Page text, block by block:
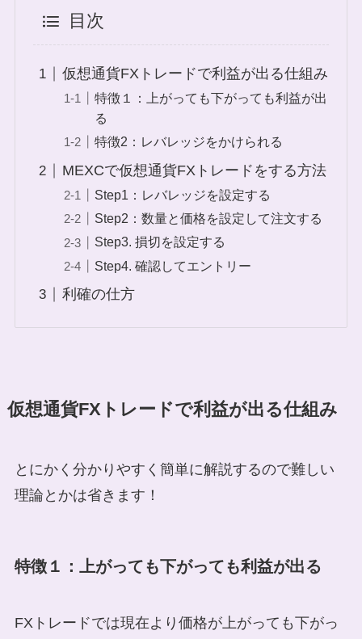
目次
仮想通貨FXトレードで利益が出る仕組み
特徴１：上がっても下がっても利益が出
る
特徴2：レバレッジをかけられる
MEXCで仮想通貨FXトレードをする方法
Step1：レバレッジを設定する
Step2：数量と価格を設定して注文する
Step3. 損切を設定する
Step4. 確認してエントリー
利確の仕方
仮想通貨FXトレードで利益が出る仕組み
とにかく分かりやすく簡単に解説するので難しい
理論とかは省きます！
特徴１：上がっても下がっても利益が出る
FXトレードでは現在より価格が上がっても下がっ